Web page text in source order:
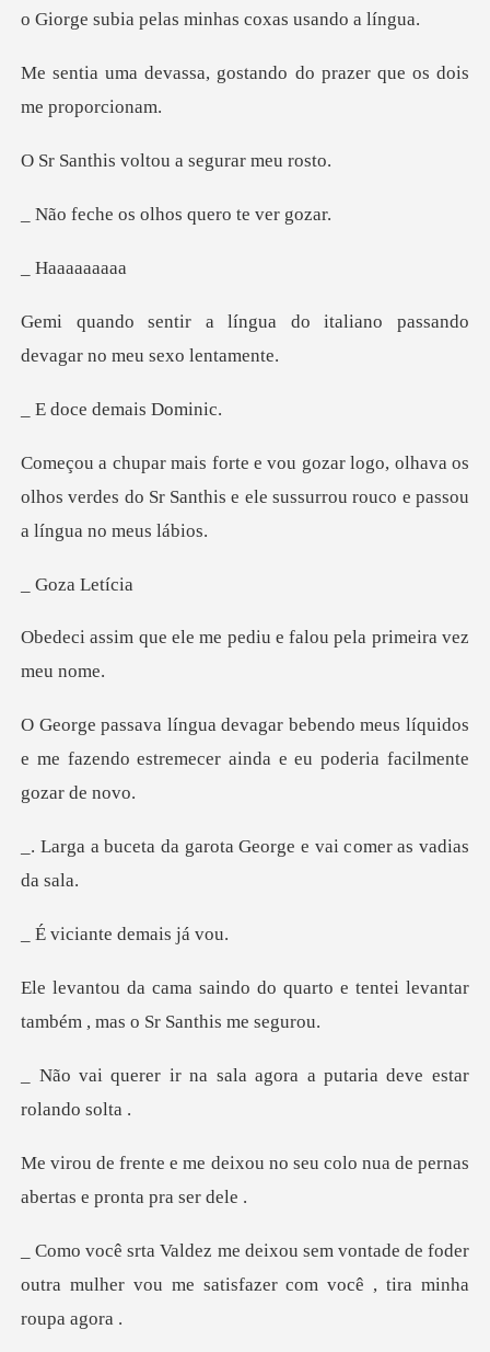
o Giorge subia
gostando do prazer que
voltou a segu
os olhos quer
aaaaa
a do italiano passando
deva
e demais
olhava os
olhos verdes do Sr Santhis e ele su
za Le
me pediu e falou pela
meus líquidos
e me fazendo estremecer ain
garota George e vai c
ante demai
quarto e tentei levantar
também
sala agora a putaria d
ou no seu colo nua de pernas
ontade de foder
outra mulher vou me satis